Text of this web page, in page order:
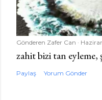
n
d
e
r
Gönderen Zafer Can
zahit bizi tan eyleme,
Paylaş Yorum Gönder